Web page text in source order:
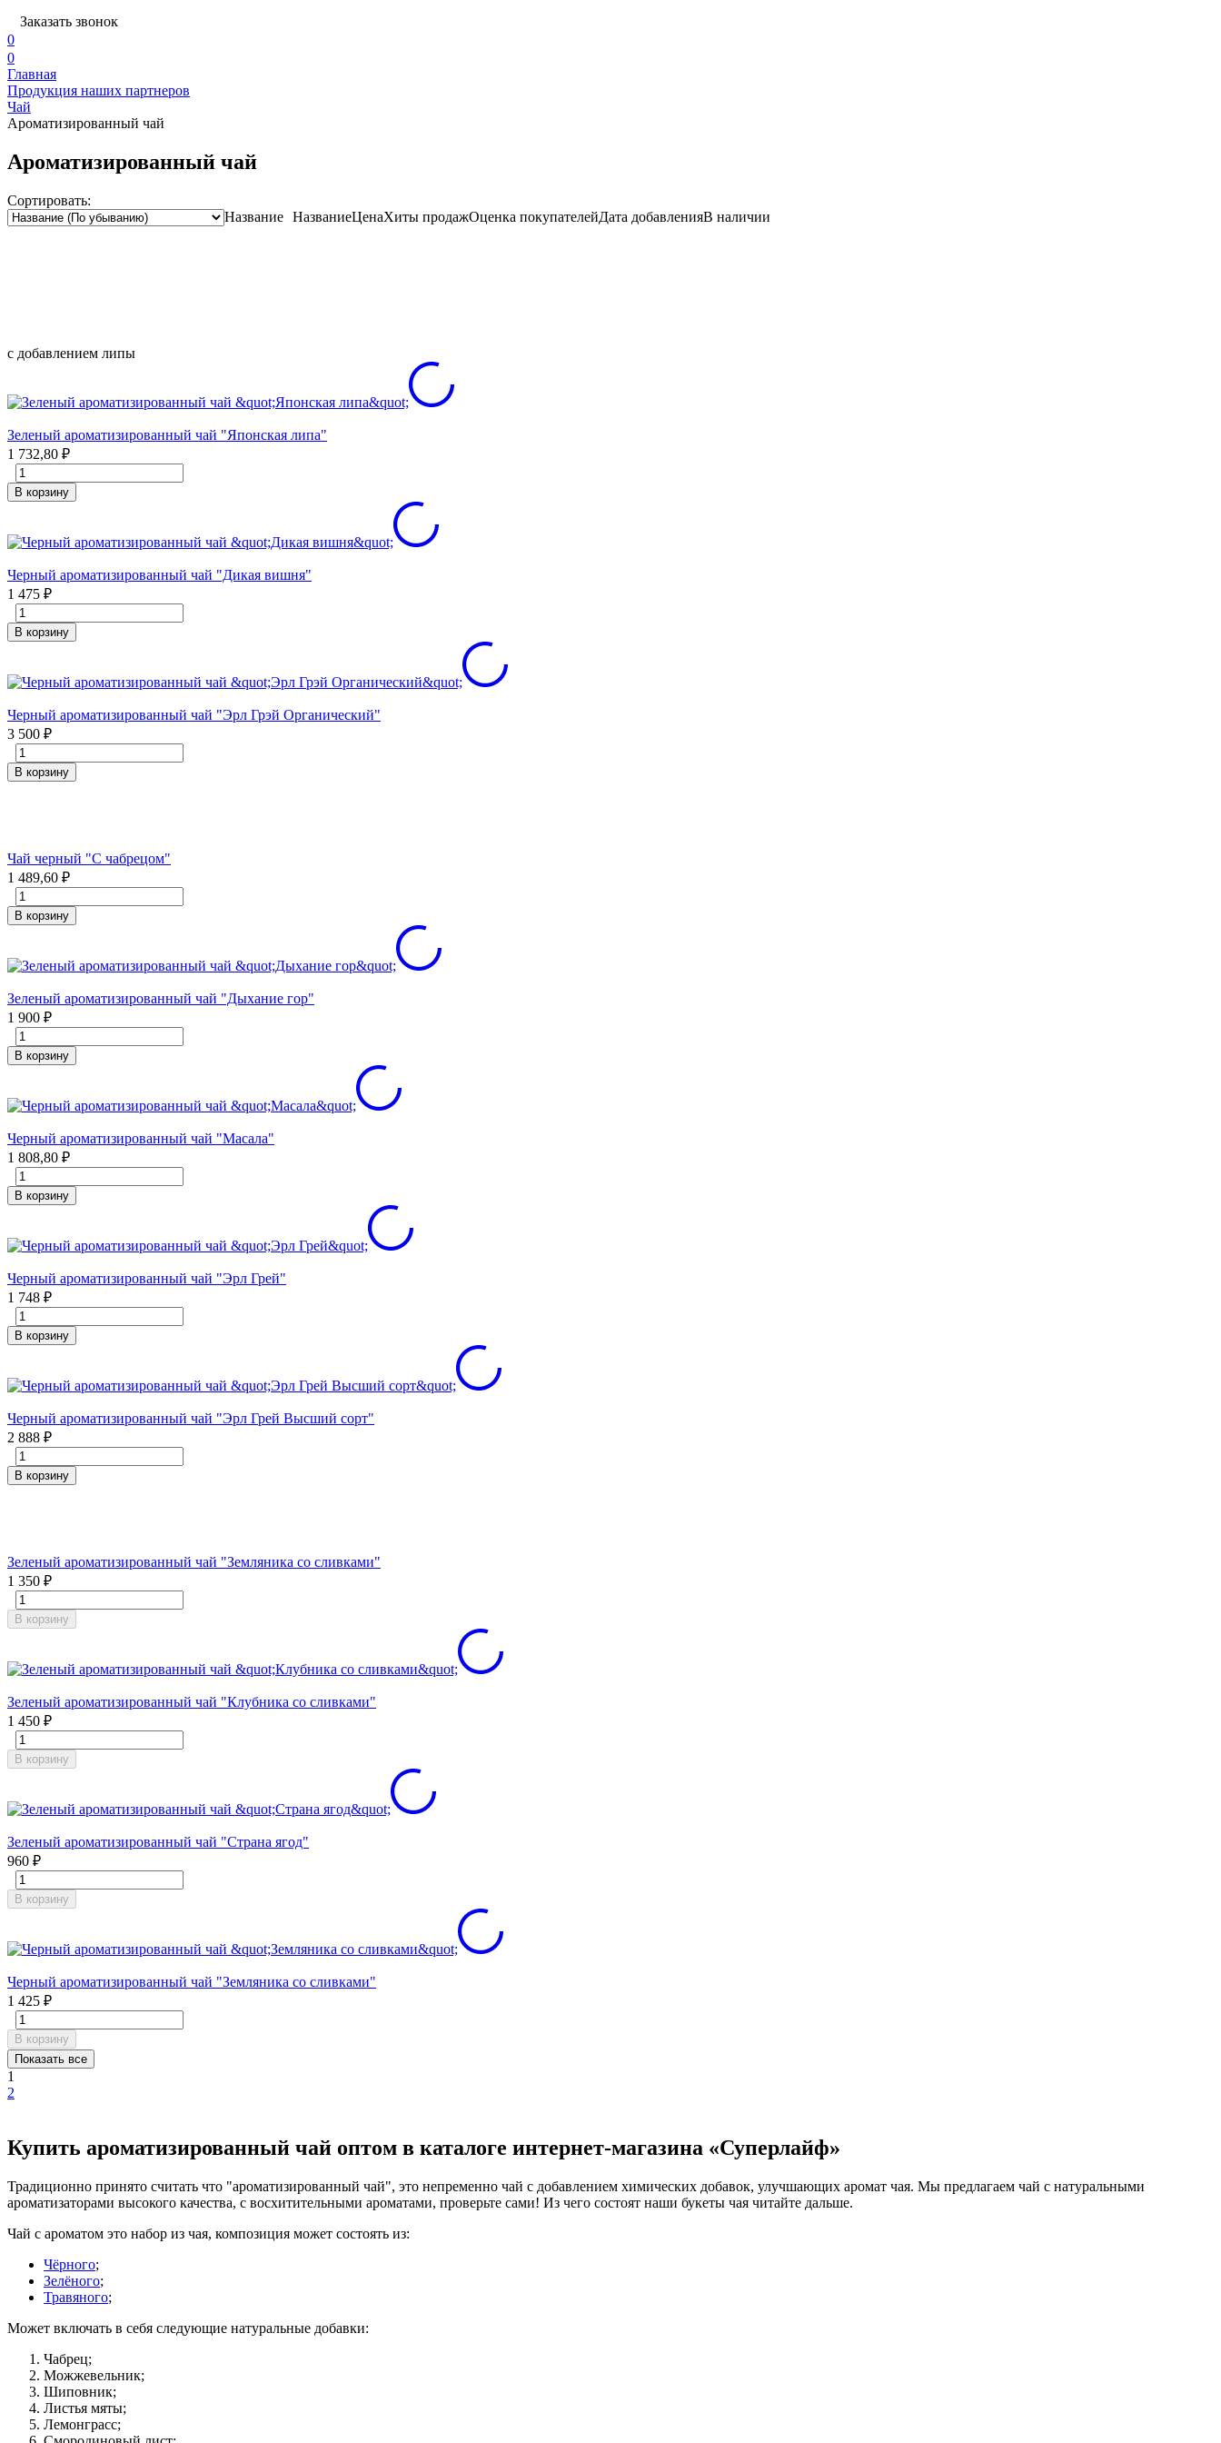
Заказать звонок
0
0
Главная
Продукция наших партнеров
Чай
Ароматизированный чай
Ароматизированный чай
Сортировать:
Название НазваниеЦенаХиты продажОценка покупателейДата добавленияВ наличии
с добавлением липы
Зеленый ароматизированный чай "Японская липа"
1 732,80 ₽
В корзину
Черный ароматизированный чай "Дикая вишня"
1 475 ₽
В корзину
Черный ароматизированный чай "Эрл Грэй Органический"
3 500 ₽
В корзину
Чай черный "С чабрецом"
1 489,60 ₽
В корзину
Зеленый ароматизированный чай "Дыхание гор"
1 900 ₽
В корзину
Черный ароматизированный чай "Масала"
1 808,80 ₽
В корзину
Черный ароматизированный чай "Эрл Грей"
1 748 ₽
В корзину
Черный ароматизированный чай "Эрл Грей Высший сорт"
2 888 ₽
В корзину
Зеленый ароматизированный чай "Земляника со сливками"
1 350 ₽
В корзину
Зеленый ароматизированный чай "Клубника со сливками"
1 450 ₽
В корзину
Зеленый ароматизированный чай "Страна ягод"
960 ₽
В корзину
Черный ароматизированный чай "Земляника со сливками"
1 425 ₽
В корзину
Показать все
1
2
Купить ароматизированный чай оптом в каталоге интернет-магазина «Суперлайф»
Традиционно принято считать что "ароматизированный чай", это непременно чай с добавлением химических добавок, улучшающих аромат чая. Мы предлагаем чай с натуральными
ароматизаторами высокого качества, с восхитительными ароматами, проверьте сами! Из чего состоят наши букеты чая читайте дальше.
Чай с ароматом это набор из чая, композиция может состоять из:
Чёрного;
Зелёного;
Травяного;
Может включать в себя следующие натуральные добавки:
Чабрец;
Можжевельник;
Шиповник;
Листья мяты;
Лемонграсс;